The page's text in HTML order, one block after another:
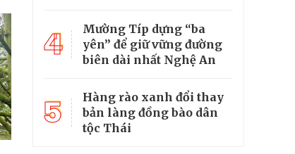
4
Mường Típ dựng “ba
yên” để giữ vững đường
biên dài nhất Nghệ An
5
Hàng rào xanh đổi thay
bản làng đồng bào dân
tộc Thái